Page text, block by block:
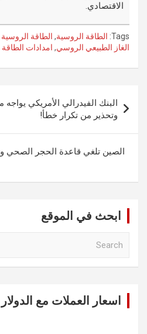
الاقتصادي.
Tags: الطاقة الروسية, الطاقة الروسية
الغاز الطبيعي الروسي, امدادات الطاقة
المقالات
البنك الفيدرالي الأمريكي
وتحذير من تكرار خطأ!
الصين تلغي قاعدة الحجر الصحي
ابحث في الموقع
اسعار العملات مع